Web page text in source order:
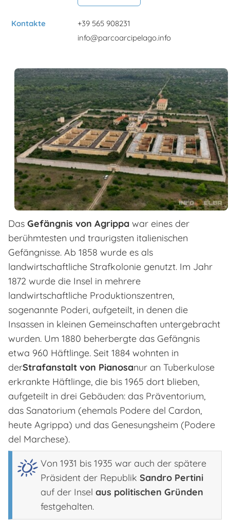
Kontakte
+39 565 908231
info@parcoarcipelago.info
Das Gefängnis von Agrippa war eines der
berühmtesten und traurigsten italienischen
Gefängnisse. Ab 1858 wurde es als
landwirtschaftliche Strafkolonie genutzt. Im Jahr
1872 wurde die Insel in mehrere
landwirtschaftliche Produktionszentren,
sogenannte Poderi, aufgeteilt, in denen die
Insassen in kleinen Gemeinschaften untergebracht
wurden. Um 1880 beherbergte das Gefängnis
etwa 960 Häftlinge. Seit 1884 wohnten in
derStrafanstalt von Pianosanur an Tuberkulose
erkrankte Häftlinge, die bis 1965 dort blieben,
aufgeteilt in drei Gebäuden: das Präventorium,
das Sanatorium (ehemals Podere del Cardon,
heute Agrippa) und das Genesungsheim (Podere
del Marchese).
Von 1931 bis 1935 war auch der spätere
Präsident der Republik Sandro Pertini
auf der Insel aus politischen Gründen
festgehalten.